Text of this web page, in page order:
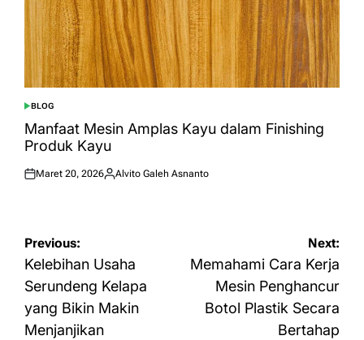
POSTED
IN
BLOG
Manfaat Mesin Amplas Kayu dalam Finishing
Produk Kayu
Posted
Maret 20, 2026
Posted
Alvito Galeh Asnanto
Navigasi
pos
Previous:
Kelebihan Usaha
Serundeng Kelapa
yang Bikin Makin
Menjanjikan
Next:
Memahami Cara Kerja
Mesin Penghancur
Botol Plastik Secara
Bertahap